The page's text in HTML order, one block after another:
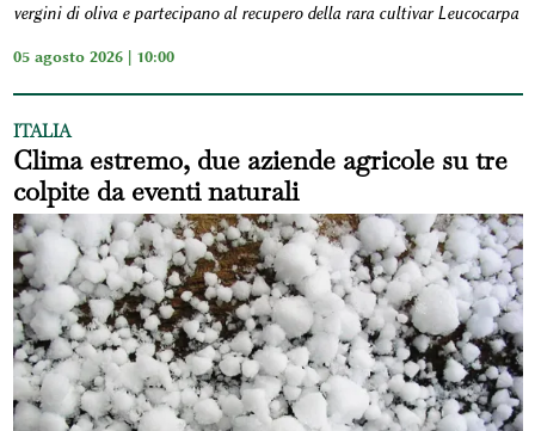
vergini di oliva e partecipano al recupero della rara cultivar Leucocarpa
05 agosto 2026 | 10:00
ITALIA
Clima estremo, due aziende agricole su tre
colpite da eventi naturali